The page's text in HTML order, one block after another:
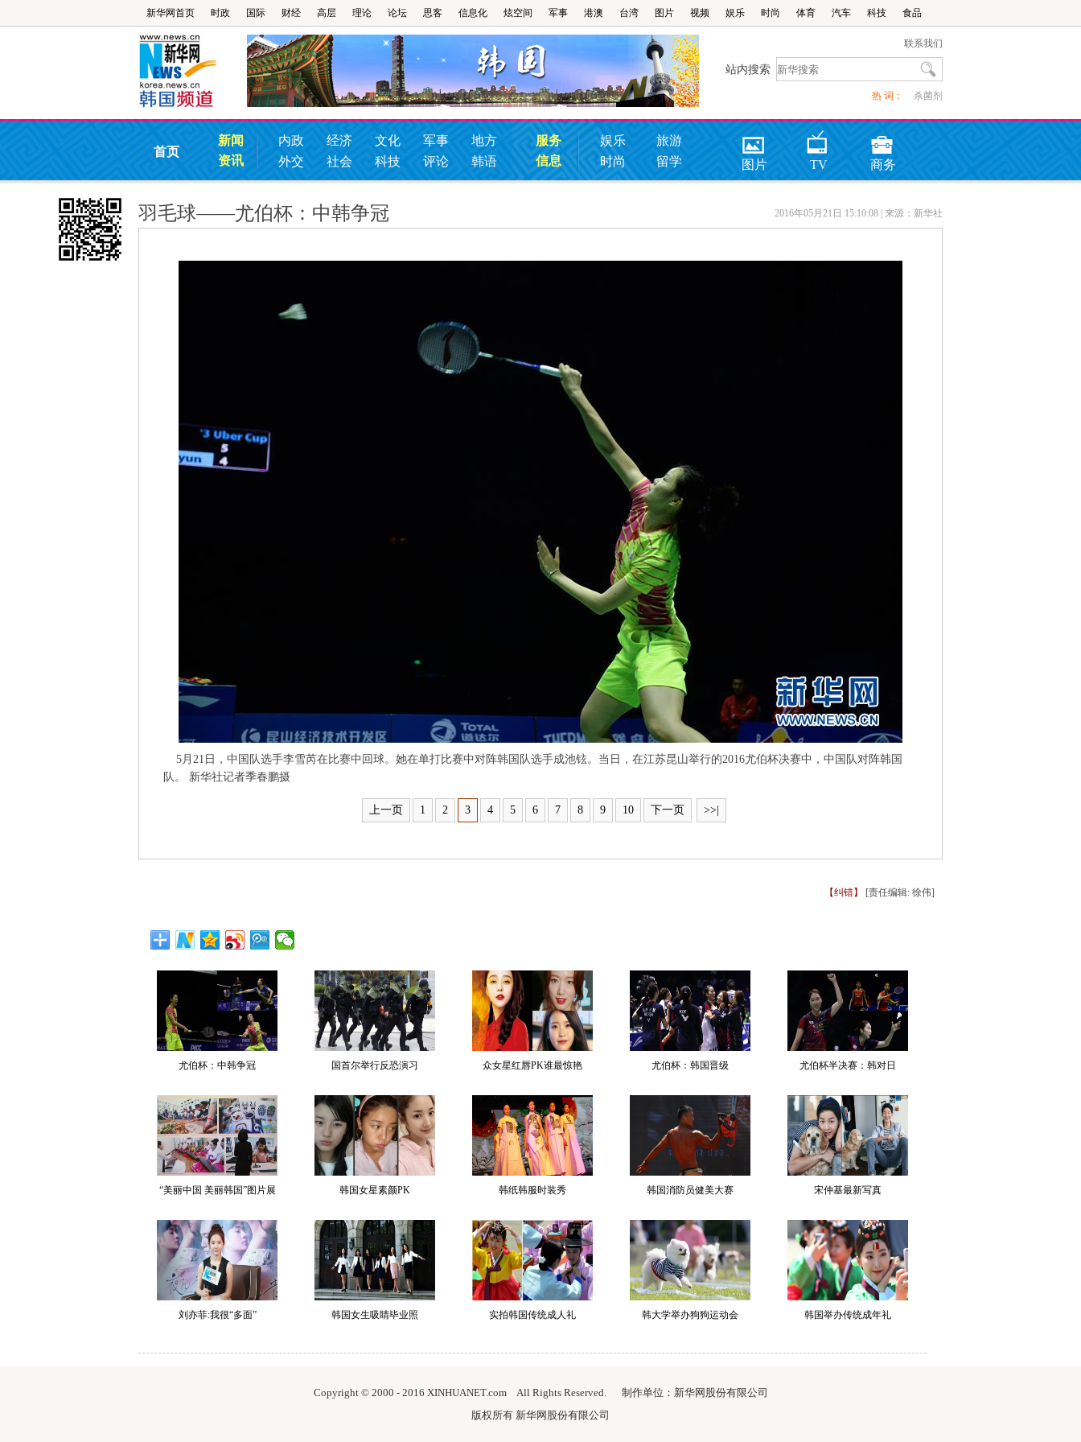
新华网首页 时政 国际 财经 高层 理论 论坛 思客 信息化 炫空间 军事 港澳 台湾 图片 视频 娱乐 时尚 体育 汽车 科技 食品
联系我们
站内搜索
热 词： 杀菌剂
首页
新闻
资讯
内政 经济 文化 军事
地方
外交
社会 科技 评论 韩语
服务
信息
娱乐
旅游
时尚
留学 图片 TV 商务
羽毛球——尤伯杯：中韩争冠 2016年05月21日 15:10:08 | 来源：新华社
5月21日，中国队选手李雪芮在比赛中回球。她在单打比赛中对阵韩国队选手成池铉。当日，在江苏昆山举行的2016尤伯杯决赛中，中国队对阵韩国
队。 新华社记者季春鹏摄
上一页 1 2 3 4 5 6 7 8 9 10 下一页 >>|
【纠错】 [责任编辑: 徐伟]
尤伯杯：中韩争冠 国首尔举行反恐演习 众女星红唇PK谁最惊艳 尤伯杯：韩国晋级 尤伯杯半决赛：韩对日
“美丽中国 美丽韩国”图片展 韩国女星素颜PK 韩纸韩服时装秀 韩国消防员健美大赛 宋仲基最新写真
刘亦菲:我很“多面” 韩国女生吸睛毕业照 实拍韩国传统成人礼 韩大学举办狗狗运动会 韩国举办传统成年礼
Copyright © 2000 - 2016 XINHUANET.com All Rights Reserved. 制作单位：新华网股份有限公司
版权所有 新华网股份有限公司